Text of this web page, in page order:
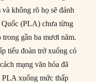
không rõ họ sẽ đánh
Quốc (PLA) chưa từng
gần ba mươi năm.
tiểu đoàn trở xuống có
mạng văn hóa đã
PLA xuống mức thấp